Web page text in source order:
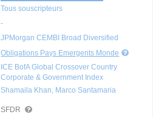
Tous souscripteurs
-
JPMorgan CEMBI Broad Diversified
Obligations Pays Emergents Monde
ICE BofA Global Crossover Country
Corporate & Government Index
Shamaila Khan, Marco Santamaria
SFDR